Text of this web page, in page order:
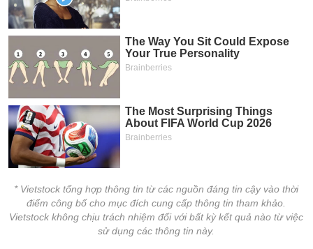
* Vietstock tổng hợp thông tin từ các nguồn đáng tin cậy vào thời
điểm công bố cho mục đích cung cấp thông tin tham khảo.
Vietstock không chịu trách nhiệm đối với bất kỳ kết quả nào từ việc
sử dụng các thông tin này.
Công
cụ
đầu
tư
thông
chính